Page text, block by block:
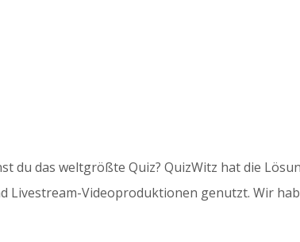
du das weltgrößte Quiz? QuizWitz hat die
Livestream-Videoproduktionen genutzt. Wir